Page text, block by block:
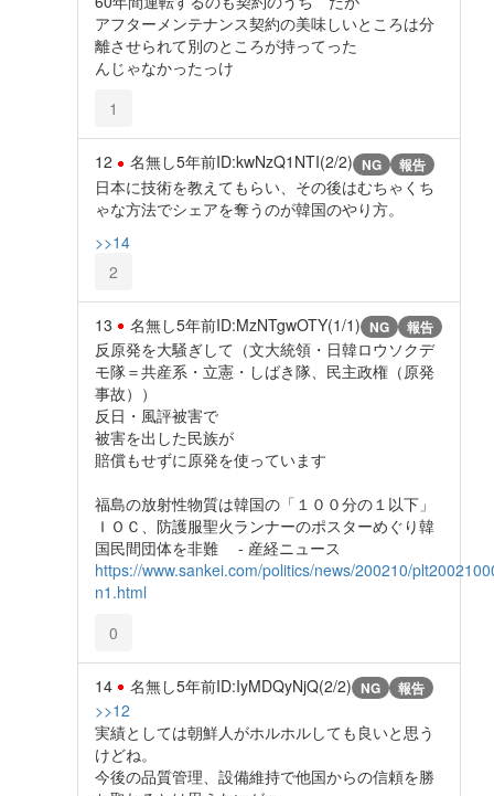
アフターメンテナンス契約の美味しいところは分
離させられて別のところが持ってった
んじゃなかったっけ
1
12 名無し5年前ID:kwNzQ1NTI(2/2) NG 報告
日本に技術を教えてもらい、その後はむちゃくち
ゃな方法でシェアを奪うのが韓国のやり方。
>>14
2
13 名無し5年前ID:MzNTgwOTY(1/1) NG 報告
反原発を大騒ぎして（文大統領・日韓ロウソクデ
モ隊＝共産系・立憲・しばき隊、民主政権（原発
事故））
反日・風評被害で
被害を出した民族が
賠償もせずに原発を使っています
福島の放射性物質は韓国の「１００分の１以下」
ＩＯＣ、防護服聖火ランナーのポスターめぐり韓
国民間団体を非難 - 産経ニュース
https://www.sankei.com/politics/news/200210/
n1.html
0
14 名無し5年前ID:IyMDQyNjQ(2/2) NG 報告
>>12
実績としては朝鮮人がホルホルしても良いと思う
けどね。
今後の品質管理、設備維持で他国からの信頼を勝